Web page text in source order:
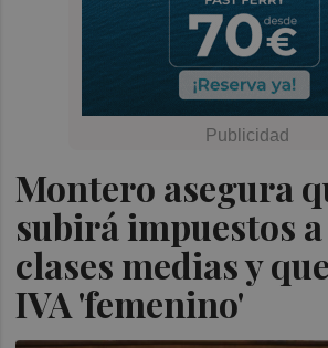
Montero asegura
subirá impuestos
clases medias y
IVA 'femenino'